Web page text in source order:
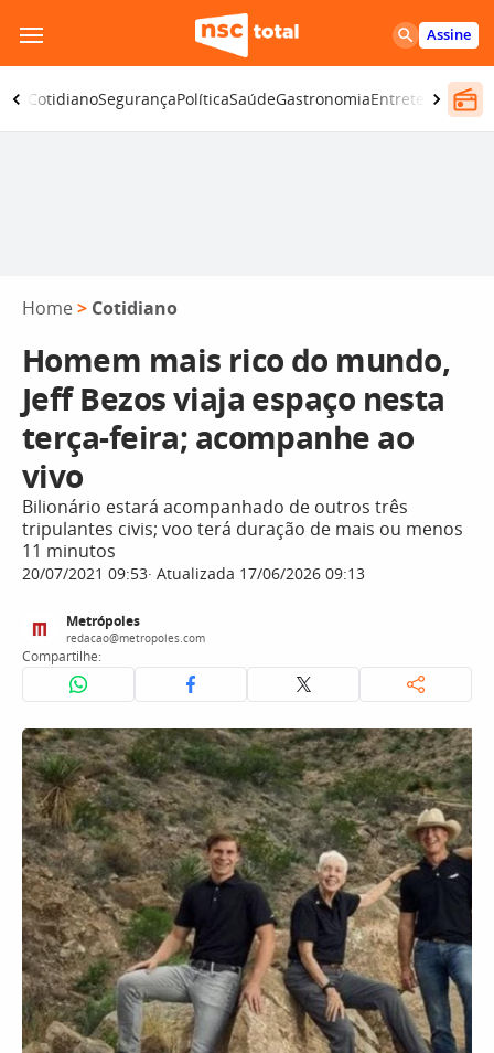
para
o
conteúdo
Assine
CotidianoSegurançaPolíticaSaúdeGastronomiaEntretenimento
Home > Cotidiano
Homem mais rico do mundo,
Jeff Bezos viaja espaço nesta
terça-feira; acompanhe ao
vivo
Bilionário estará acompanhado de outros três
tripulantes civis; voo terá duração de mais ou menos
11 minutos
20/07/2021 09:53 Atualizada 17/06/2026 09:13
Metrópoles
redacao@metropoles.com
Compartilhe: